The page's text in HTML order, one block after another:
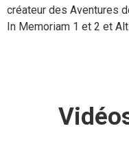
créateur des Aventures
In Memoriam 1 et 2 et